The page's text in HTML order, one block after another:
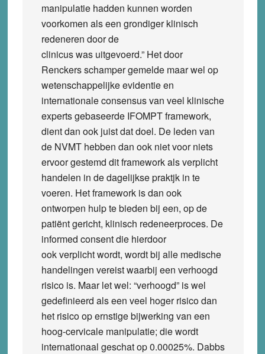
manipulatie hadden kunnen worden
voorkomen als een grondiger klinisch
redeneren door de
clinicus was uitgevoerd.” Het door
Renckers schamper gemelde maar wel op
wetenschappelijke evidentie en
internationale consensus van veel klinische
experts gebaseerde IFOMPT framework,
dient dan ook juist dat doel. De leden van
de NVMT hebben dan ook niet voor niets
ervoor gestemd dit framework als verplicht
handelen in de dagelijkse praktjk in te
voeren. Het framework is dan ook
ontworpen hulp te bieden bij een, op de
patiënt gericht, klinisch redeneerproces. De
informed consent die hierdoor
ook verplicht wordt, wordt bij alle medische
handelingen vereist waarbij een verhoogd
risico is. Maar let wel: “verhoogd” is wel
gedefinieerd als een veel hoger risico dan
het risico op ernstige bijwerking van een
hoog-cervicale manipulatie; die wordt
internationaal geschat op 0.00025%. Dabbs